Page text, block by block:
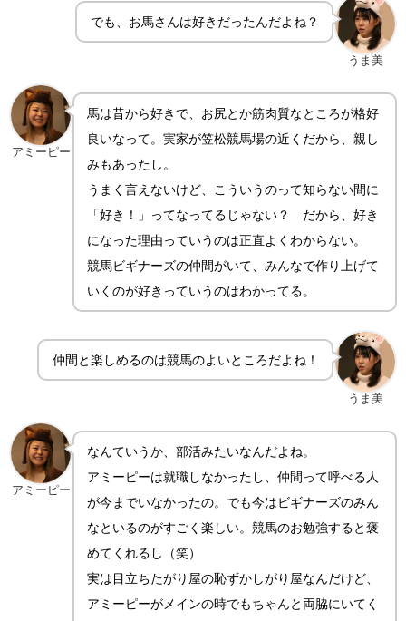
うま美
でも、お馬さんは好きだったんだよね？
アミーピー
馬は昔から好きで、お尻とか筋肉質なところが格好
良いなって。実家が笠松競馬場の近くだから、親し
みもあったし。
うまく言えないけど、こういうのって知らない間に
「好き！」ってなってるじゃない？ だから、好き
になった理由っていうのは正直よくわからない。
競馬ビギナーズの仲間がいて、みんなで作り上げて
いくのが好きっていうのはわかってる。
うま美
仲間と楽しめるのは競馬のよいところだよね！
アミーピー
なんていうか、部活みたいなんだよね。
アミーピーは就職しなかったし、仲間って呼べる人
が今までいなかったの。でも今はビギナーズのみん
なといるのがすごく楽しい。競馬のお勉強すると褒
めてくれるし（笑）
実は目立ちたがり屋の恥ずかしがり屋なんだけど、
アミーピーがメインの時でもちゃんと両脇にいてく